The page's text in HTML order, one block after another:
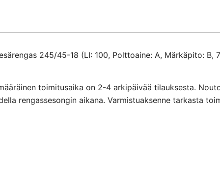
245/45-18 (LI: 100, Polttoaine: A, Märkäpito: B,
toimitusaika on 2-4 arkipäivää tilauksesta.
rengassesongin aikana. Varmistuaksenne tarkasta